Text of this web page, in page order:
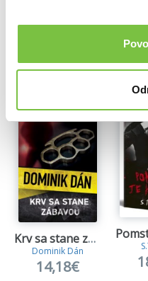
Ďalšie z kategórie
Krv sa stane zábavou
Dominik Dán
14,18€